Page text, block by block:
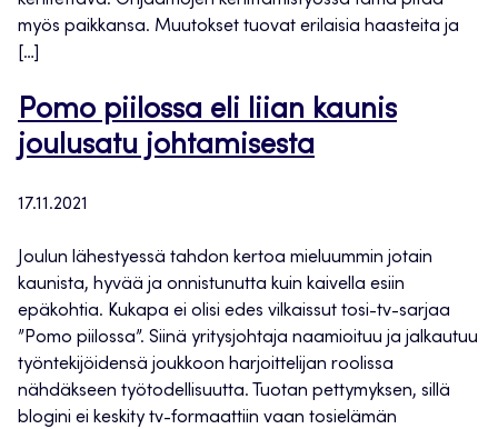
myös paikkansa. Muutokset tuovat erilaisia haasteita ja
[…]
Pomo piilossa eli liian kaunis
joulusatu johtamisesta
17.11.2021
Joulun lähestyessä tahdon kertoa mieluummin jotain
kaunista, hyvää ja onnistunutta kuin kaivella esiin
epäkohtia. Kukapa ei olisi edes vilkaissut tosi-tv-sarjaa
”Pomo piilossa”. Siinä yritysjohtaja naamioituu ja jalkautuu
työntekijöidensä joukkoon harjoittelijan roolissa
nähdäkseen työtodellisuutta. Tuotan pettymyksen, sillä
blogini ei keskity tv-formaattiin vaan tosielämän